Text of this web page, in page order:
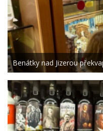
Benátky nad Jizerou